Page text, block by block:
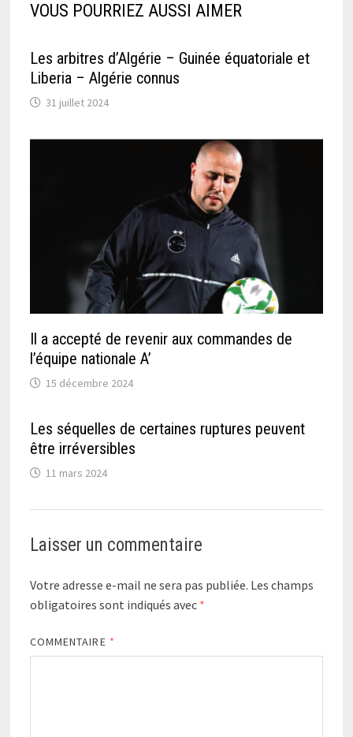
VOUS POURRIEZ AUSSI AIMER
Les arbitres d’Algérie – Guinée équatoriale et
Liberia – Algérie connus
31 juillet 2024
Il a accepté de revenir aux commandes de
l’équipe nationale A’
15 décembre 2024
Les séquelles de certaines ruptures peuvent
être irréversibles
11 mars 2024
Laisser un commentaire
Votre adresse e-mail ne sera pas publiée. Les champs
obligatoires sont indiqués avec *
COMMENTAIRE *